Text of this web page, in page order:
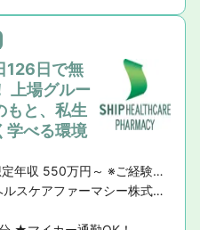
が転職活動をしなくていい
126日で無
上場グルー
もと、私生
学べる環境
◆月給 350,000円 ～ ◆想定年収 550万円～ ※ご経験や前職の給与を考慮の上、決定いたします。 ◆昇給・賞与 ・昇給： あり ・賞与： あり（年2回）
花梨薬局 岩間店（シップヘルスケアファーマシー株式会社）